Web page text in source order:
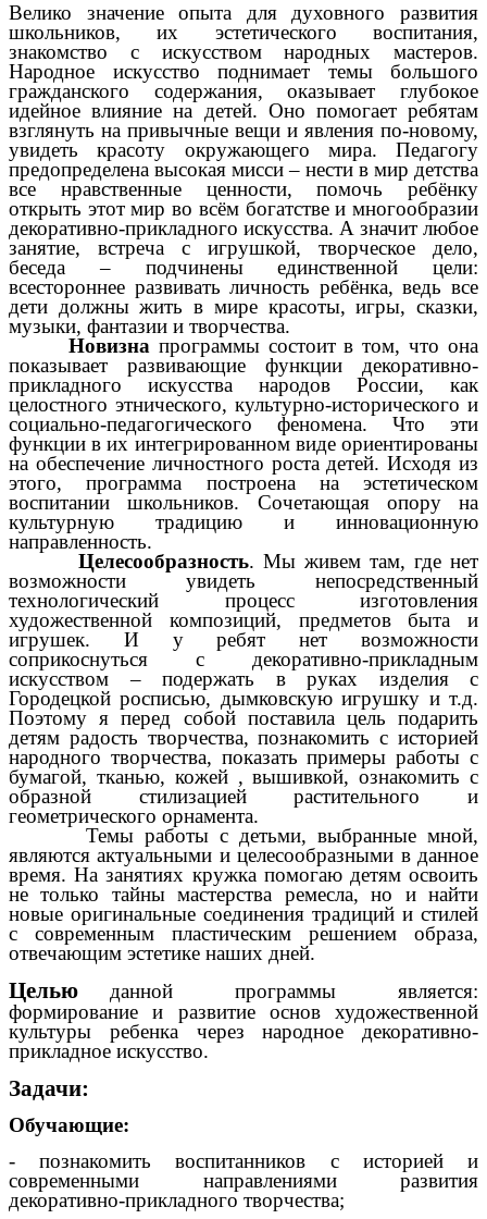
Велико значение опыта для духовного развития
школьников, их эстетического воспитания,
знакомство с искусством народных мастеров.
Народное искусство поднимает темы большого
гражданского содержания, оказывает глубокое
идейное влияние на детей. Оно помогает ребятам
взглянуть на привычные вещи и явления по-новому,
увидеть красоту окружающего мира. Педагогу
предопределена высокая мисси – нести в мир детства
все нравственные ценности, помочь ребёнку
открыть этот мир во всём богатстве и многообразии
декоративно-прикладного искусства. А значит любое
занятие, встреча с игрушкой, творческое дело,
беседа – подчинены единственной цели:
всестороннее развивать личность ребёнка, ведь все
дети должны жить в мире красоты, игры, сказки,
музыки, фантазии и творчества.
Новизна программы состоит в том, что она
показывает развивающие функции декоративно-
прикладного искусства народов России, как
целостного этнического, культурно-исторического и
социально-педагогического феномена. Что эти
функции в их интегрированном виде ориентированы
на обеспечение личностного роста детей. Исходя из
этого, программа построена на эстетическом
воспитании школьников. Сочетающая опору на
культурную традицию и инновационную
направленность.
Целесообразность. Мы живем там, где нет
возможности увидеть непосредственный
технологический процесс изготовления
художественной композиций, предметов быта и
игрушек. И у ребят нет возможности
соприкоснуться с декоративно-прикладным
искусством – подержать в руках изделия с
Городецкой росписью, дымковскую игрушку и т.д.
Поэтому я перед собой поставила цель подарить
детям радость творчества, познакомить с историей
народного творчества, показать примеры работы с
бумагой, тканью, кожей , вышивкой, ознакомить с
образной стилизацией растительного и
геометрического орнамента.
Темы работы с детьми, выбранные мной,
являются актуальными и целесообразными в данное
время. На занятиях кружка помогаю детям освоить
не только тайны мастерства ремесла, но и найти
новые оригинальные соединения традиций и стилей
с современным пластическим решением образа,
отвечающим эстетике наших дней.
Целью
данной программы является:
формирование и развитие основ художественной
культуры ребенка через народное декоративно-
прикладное искусство.
Задачи:
Обучающие:
- познакомить воспитанников с историей и
современными направлениями развития
декоративно-прикладного творчества;